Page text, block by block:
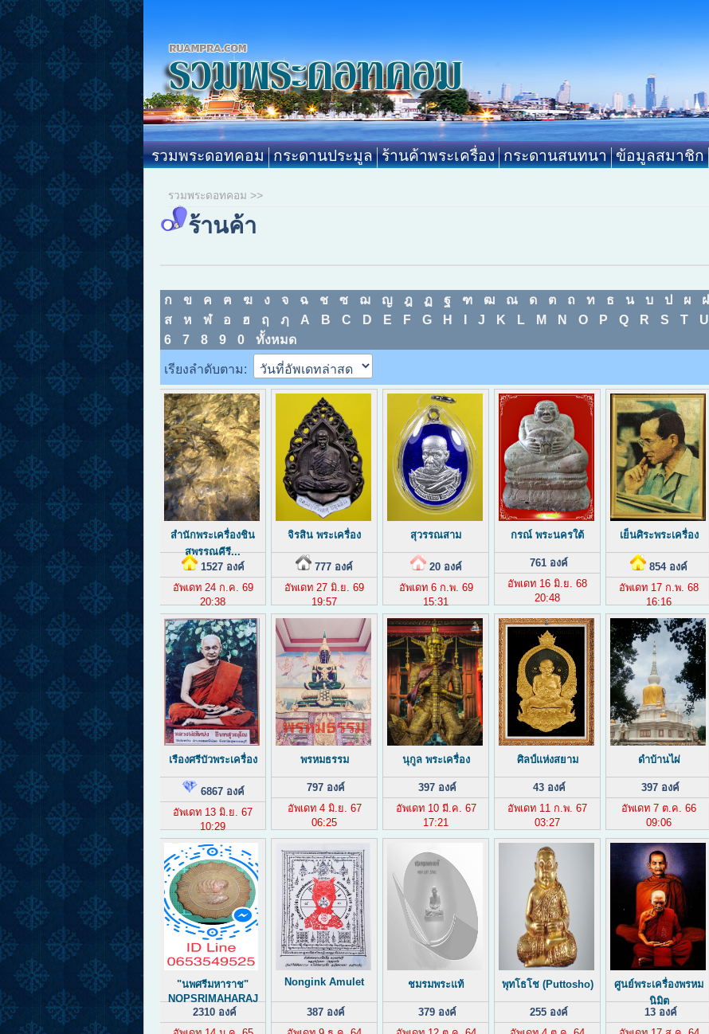
รวมพระดอทคอม กระดานประมูล ร้านค้าพระเครื่อง กระดานสนทนา ข้อมูลสมาชิก
รวมพระดอทคอม >>
ร้านค้า
ก ข ค ฅ ฆ ง จ ฉ ช ซ ฌ ญ ฎ ฏ ฐ ฑ ฒ ณ ด ต ถ ท ธ น บ ป ผ ฝ
ส
ห ฬ อ ฮ ฤ ฦ A B C D E F G H J K L M N O P Q R S T U
6
7 8 9 0 ทั้งหมด
เรียงลำดับตาม:
สำนักพระเครื่องชิน
สุพรรณคีรี...
1527 องค์
อัพเดท 24 ก.ค. 69
20:38
จิรสิน พระเครื่อง
777 องค์
อัพเดท 27 มิ.ย. 69
19:57
สุวรรณสาม
20 องค์
อัพเดท 6 ก.พ. 69
15:31
กรณ์ พระนครใต้
761 องค์
อัพเดท 16 มิ.ย. 68
20:48
เย็นศิระพระเครื่อง
854 องค์
อัพเดท 17 ก.พ. 68
16:16
เรืองศรีบัวพระเครื่อง
6867 องค์
อัพเดท 13 มิ.ย. 67
10:29
พรหมธรรม
797 องค์
อัพเดท 4 มิ.ย. 67
06:25
นุกูล พระเครื่อง
397 องค์
อัพเดท 10 มี.ค. 67
17:21
ศิลป์แห่งสยาม
43 องค์
อัพเดท 11 ก.พ. 67
03:27
ดำบ้านไผ่
397 องค์
อัพเดท 7 ต.ค. 66
09:06
"นพศรีมหาราช"
NOPSRIMAHARAJ
2310 องค์
Nongink Amulet
387 องค์
ชมรมพระแท้
379 องค์
พุทโธโช (Puttosho)
255 องค์
ศูนย์พระเครื่องพรหม
นิมิต
13 องค์